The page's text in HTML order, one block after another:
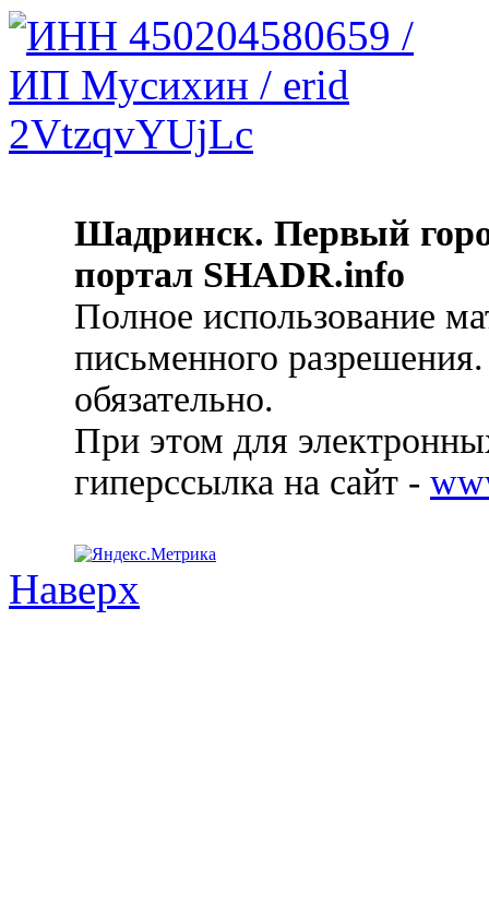
Шадринск. Первый
портал SHADR.info
Полное использование
письменного
обязательно.
При этом для
гиперссылка на сайт -
Наверх